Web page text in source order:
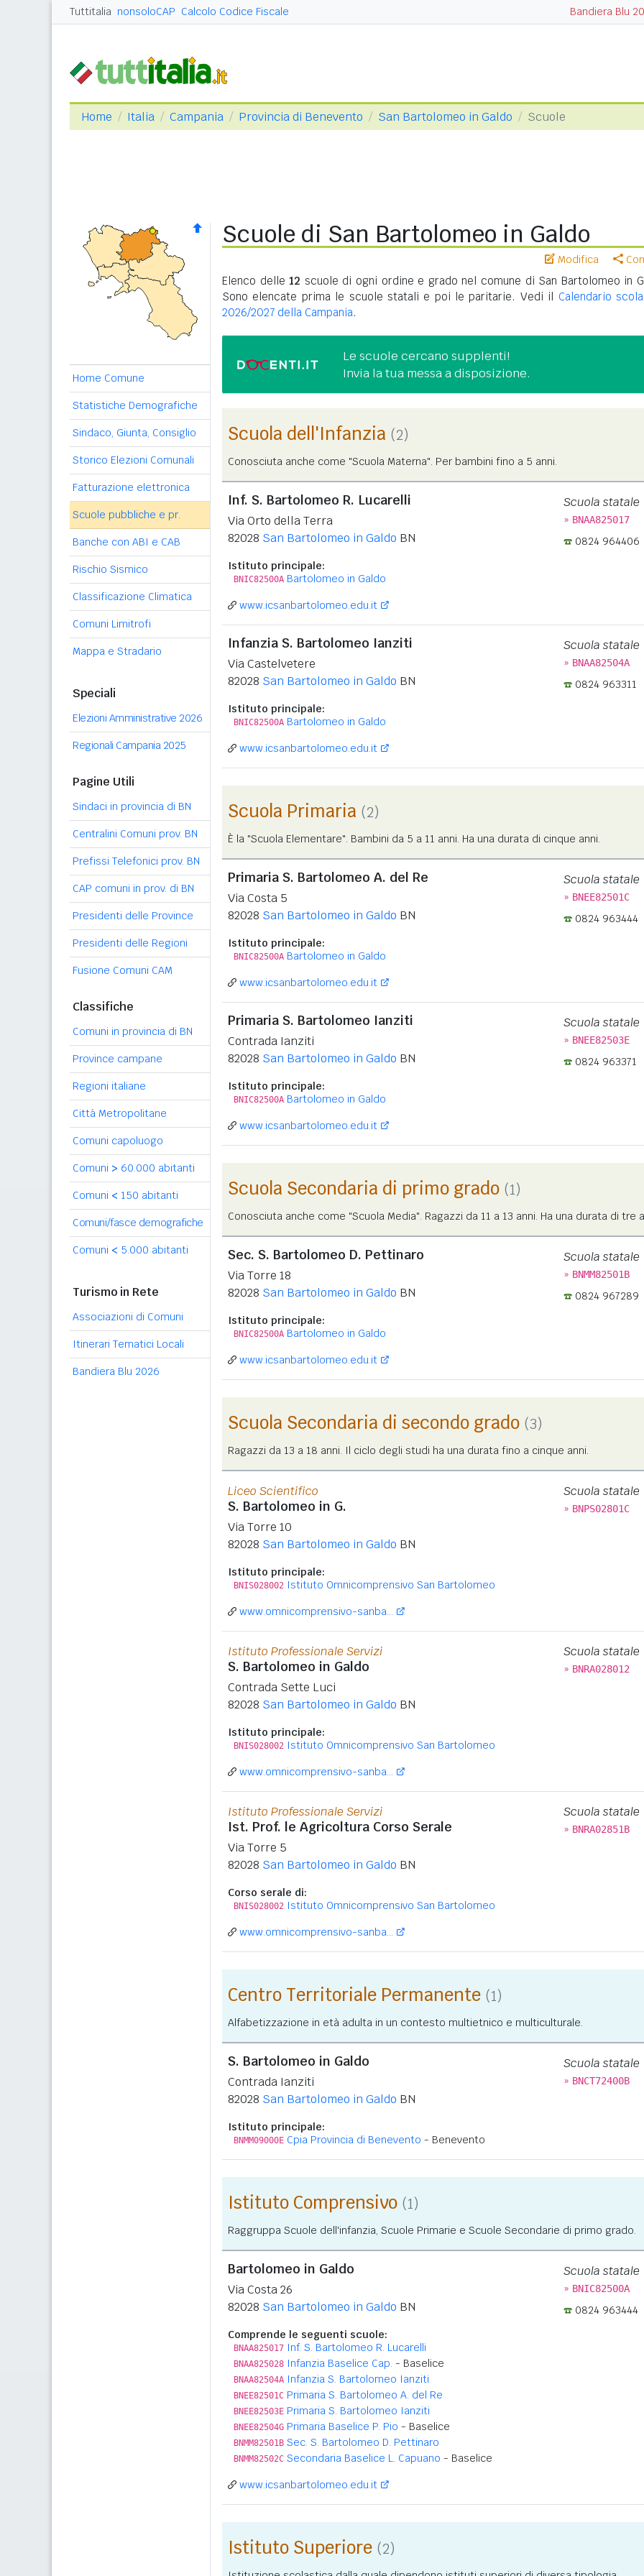
Tuttitalia nonsoloCAP Calcolo Codice Fiscale Bandiera Blu
Home Italia Campania Provincia di Benevento San Bartolomeo in Galdo Scuole
Home Comune
Statistiche Demografiche
Sindaco, Giunta, Consiglio
Storico Elezioni Comunali
Fatturazione elettronica
Scuole pubbliche e pr.
Banche con ABI e CAB
Rischio Sismico
Classificazione Climatica
Comuni Limitrofi
Mappa e Stradario
Speciali
Elezioni Amministrative 2026
Regionali Campania 2025
Pagine Utili
Sindaci in provincia di BN
Centralini Comuni prov. BN
Prefissi Telefonici prov. BN
CAP comuni in prov. di BN
Presidenti delle Province
Presidenti delle Regioni
Fusione Comuni CAM
Classifiche
Comuni in provincia di BN
Province campane
Regioni italiane
Città Metropolitane
Comuni capoluogo
Comuni > 60.000 abitanti
Comuni < 150 abitanti
Comuni/fasce demografiche
Comuni < 5.000 abitanti
Turismo in Rete
Associazioni di Comuni
Itinerari Tematici Locali
Bandiera Blu 2026
Scuole di San Bartolomeo in Galdo
Modifica
Elenco delle12 scuole di ogni ordine e grado nel comune di San Bartolomeo in
Sono elencate prima le scuole statali e poi le paritarie. Vedi il Calendario
2026/2027 della Campania.
Le scuole cercano supplenti!
Invia la tua messa a disposizione.
Scuola dell'Infanzia (2)
Conosciuta anche come "Scuola Materna". Per bambini fino a 5 anni.
Inf. S. Bartolomeo R. Lucarelli
Via Orto della Terra
82028 San Bartolomeo in Galdo BN
Istituto principale:
BNIC82500A Bartolomeo in Galdo
Scuola statale
» BNAA825017
0824 964406
www.icsanbartolomeo.edu.it
Infanzia S. Bartolomeo Ianziti
Via Castelvetere
82028 San Bartolomeo in Galdo BN
Istituto principale:
BNIC82500A Bartolomeo in Galdo
Scuola statale
» BNAA82504A
0824 963311
www.icsanbartolomeo.edu.it
Scuola Primaria (2)
È la "Scuola Elementare". Bambini da 5 a 11 anni. Ha una durata di cinque anni.
Primaria S. Bartolomeo A. del Re
Via Costa 5
82028 San Bartolomeo in Galdo BN
Istituto principale:
BNIC82500A Bartolomeo in Galdo
Scuola statale
» BNEE82501C
0824 963444
www.icsanbartolomeo.edu.it
Primaria S. Bartolomeo Ianziti
Contrada Ianziti
82028 San Bartolomeo in Galdo BN
Istituto principale:
BNIC82500A Bartolomeo in Galdo
Scuola statale
» BNEE82503E
0824 963371
www.icsanbartolomeo.edu.it
Scuola Secondaria di primo grado (1)
Conosciuta anche come "Scuola Media". Ragazzi da 11 a 13 anni. Ha una durata di tre
Sec. S. Bartolomeo D. Pettinaro
Via Torre 18
82028 San Bartolomeo in Galdo BN
Istituto principale:
BNIC82500A Bartolomeo in Galdo
Scuola statale
» BNMM82501B
0824 967289
www.icsanbartolomeo.edu.it
Scuola Secondaria di secondo grado (3)
Ragazzi da 13 a 18 anni. Il ciclo degli studi ha una durata fino a cinque anni.
Liceo Scientifico
S. Bartolomeo in G.
Via Torre 10
82028 San Bartolomeo in Galdo BN
Istituto principale:
BNIS028002 Istituto Omnicomprensivo San Bartolomeo
Scuola statale
» BNPS02801C
www.omnicomprensivo-sanba...
Istituto Professionale Servizi
S. Bartolomeo in Galdo
Contrada Sette Luci
82028 San Bartolomeo in Galdo BN
Istituto principale:
BNIS028002 Istituto Omnicomprensivo San Bartolomeo
Scuola statale
» BNRA028012
www.omnicomprensivo-sanba...
Istituto Professionale Servizi
Ist. Prof. le Agricoltura Corso Serale
Via Torre 5
82028 San Bartolomeo in Galdo BN
Corso serale di:
BNIS028002 Istituto Omnicomprensivo San Bartolomeo
Scuola statale
» BNRA02851B
www.omnicomprensivo-sanba...
Centro Territoriale Permanente (1)
Alfabetizzazione in età adulta in un contesto multietnico e multiculturale.
S. Bartolomeo in Galdo
Contrada Ianziti
82028 San Bartolomeo in Galdo BN
Istituto principale:
BNMM09000E Cpia Provincia di Benevento - Benevento
Scuola statale
» BNCT72400B
Istituto Comprensivo (1)
Raggruppa Scuole dell'infanzia, Scuole Primarie e Scuole Secondarie di primo grado.
Bartolomeo in Galdo
Via Costa 26
82028 San Bartolomeo in Galdo BN
Comprende le seguenti scuole:
BNAA825017 Inf. S. Bartolomeo R. Lucarelli
BNAA825028 Infanzia Baselice Cap. - Baselice
BNAA82504A Infanzia S. Bartolomeo Ianziti
BNEE82501C Primaria S. Bartolomeo A. del Re
BNEE82503E Primaria S. Bartolomeo Ianziti
BNEE82504G Primaria Baselice P. Pio - Baselice
BNMM82501B Sec. S. Bartolomeo D. Pettinaro
BNMM82502C Secondaria Baselice L. Capuano - Baselice
Scuola statale
» BNIC82500A
0824 963444
www.icsanbartolomeo.edu.it
Istituto Superiore (2)